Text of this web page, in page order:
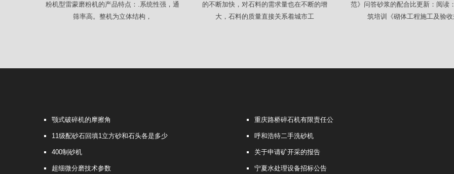
粉机型雷蒙磨粉机的产品特点：.系统性强，通
筛率高。整机为立体结构，
的不断加快，对石料的需求量也在不断的增
大，石料的质量直接关系着城市工
范》问答砂浆的配合比更新：阅读
筑培训《砌体工程施工及验
颚式破碎机的摩擦角
11级配砂石回填1立方砂和石头各是多少
400制砂机
超细微分磨技术参数
重庆路桥碎石机有限责任公
呼和浩特二手洗砂机
关于申请矿开采的报告
宁夏水处理设备招标公告